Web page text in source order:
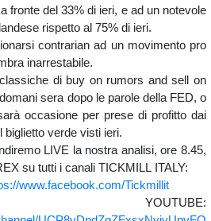
fronte del 33% di ieri, e ad un notevole
rispetto al 75% di ieri.
contrarian ad un movimento pro
inarrestabile.
di buy on rumors and sell on
sera dopo le parole della FED, o
occasione per prese di profitto dai
biglietto verde visti ieri.
LIVE la nostra analisi, ore 8.45,
con il BUONGIORNO FOREX su tutti i canali TICKMILL ITALY:
www.facebook.com/Tickmillit
YOUTUBE: